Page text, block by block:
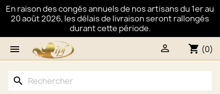
En raison des congés annuels de nos artisans du 1er au
20 août 2026, les délais de livraison seront rallongés
durant cette période.
 shopping_cart (0)

search